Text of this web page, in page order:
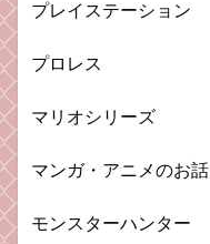
プレイステーション
プロレス
マリオシリーズ
マンガ・アニメのお話
モンスターハンター